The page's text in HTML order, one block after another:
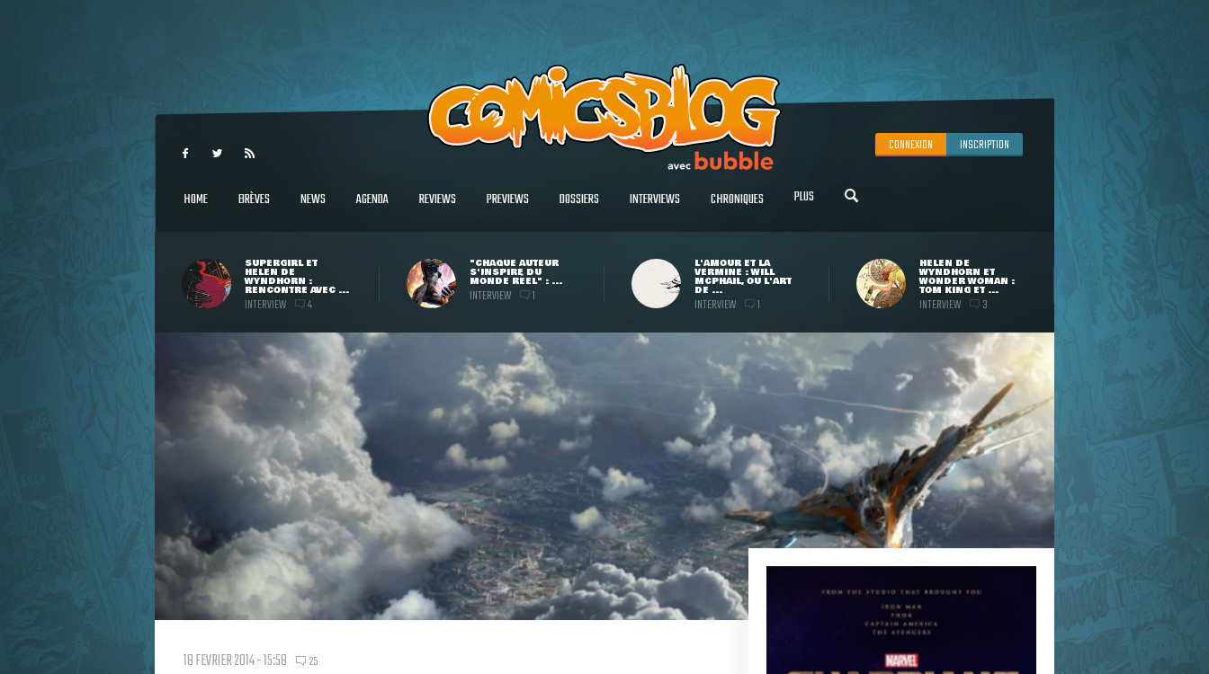
CONNEXION INSCRIPTION
HOME BRÈVES NEWS AGENDA REVIEWS PREVIEWS DOSSIERS INTERVIEWS CHRONIQUES PLUS
SUPERGIRL ET
HELEN DE
WYNDHORN :
RENCONTRE AVEC ...
INTERVIEW 4
"CHAQUE AUTEUR
S'INSPIRE DU
MONDE RÉEL" : ...
INTERVIEW 1
L'AMOUR ET LA
VERMINE : WILL
MCPHAIL, OU L'ART
DE ...
INTERVIEW 1
HELEN DE
WYNDHORN ET
WONDER WOMAN :
TOM KING ET ...
INTERVIEW 3
18 FEVRIER 2014 - 15:58 25